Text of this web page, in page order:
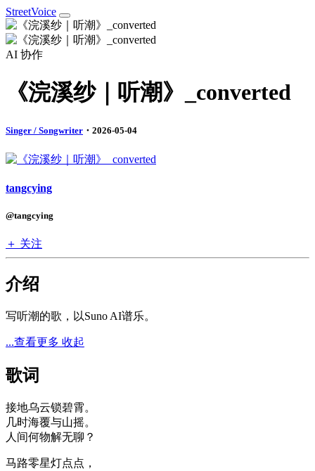
StreetVoice
AI 协作
《浣溪纱｜听潮》_converted
Singer / Songwriter ・2026-05-04
tangcying
@tangcying
＋ 关注
介绍
写听潮的歌，以Suno AI谱乐。
...查看更多 收起
歌词
接地乌云锁碧霄。
几时海覆与山摇。
人间何物解无聊？
马路零星灯点点，